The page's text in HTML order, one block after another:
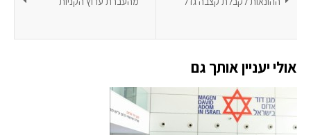
אולי יעניין אותך גם